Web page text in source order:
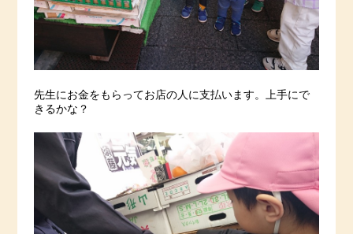
先生にお金をもらってお店の人に支払います。上手にで
きるかな？